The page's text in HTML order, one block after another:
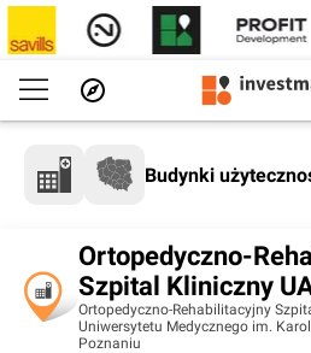
Budynki
Ortopedyczno-
Szpital Kliniczny
Ortopedyczno-Rehabilitacyjny
Uniwersytetu Medycznego im.
Poznaniu